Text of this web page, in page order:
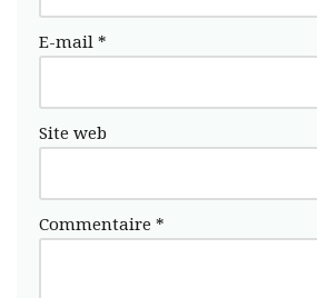
E-mail *
Site web
Commentaire *